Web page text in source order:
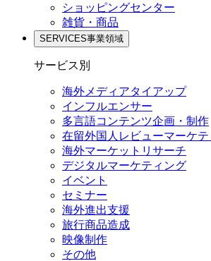
ショッピングセンター
雑貨・商品
SERVICES事業領域
サービス別
海外メディアタイアップ
インフルエンサー
多言語コンテンツ企画・制作
在留外国⼈レビューマーケ
海外マーケットリサーチ
デジタルマーケティング
イベント
セミナー
海外進出支援
旅行商品造成
映像制作
その他